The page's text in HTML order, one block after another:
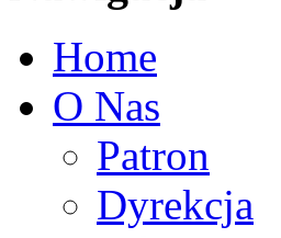
Home
O Nas
Patron
Dyrekcja